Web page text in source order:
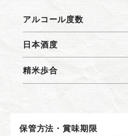
アルコール度数
日本酒度
精米歩合
保管方法・賞味期限